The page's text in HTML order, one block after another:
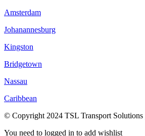
Amsterdam
Johanannesburg
Kingston
Bridgetown
Nassau
Caribbean
© Copyright 2024 TSL Transport Solutions
You need to logged in to add wishlist